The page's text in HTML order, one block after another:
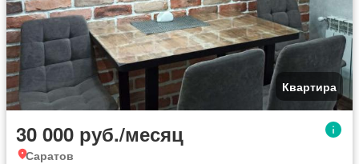
Квартира
30 000 руб./месяц
Саратов